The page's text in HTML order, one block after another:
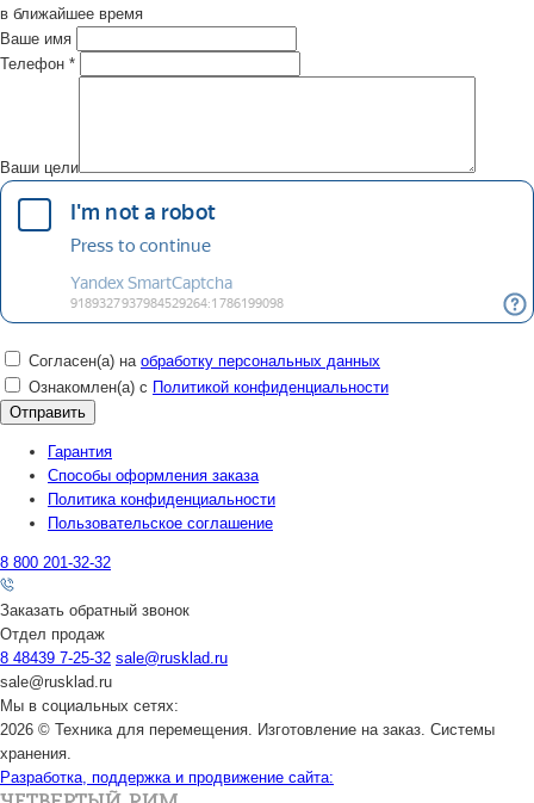
в ближайшее время
Ваше имя
Телефон *
Ваши цели
Согласен(а) на обработку персональных данных
Ознакомлен(а) с Политикой конфиденциальности
Гарантия
Способы оформления заказа
Политика конфиденциальности
Пользовательское соглашение
8 800 201-32-32
Заказать обратный звонок
Отдел продаж
8 48439 7-25-32 sale@rusklad.ru
sale@rusklad.ru
Мы в социальных сетях:
2026 © Техника для перемещения. Изготовление на заказ. Системы
хранения.
Разработка, поддержка и продвижение сайта: